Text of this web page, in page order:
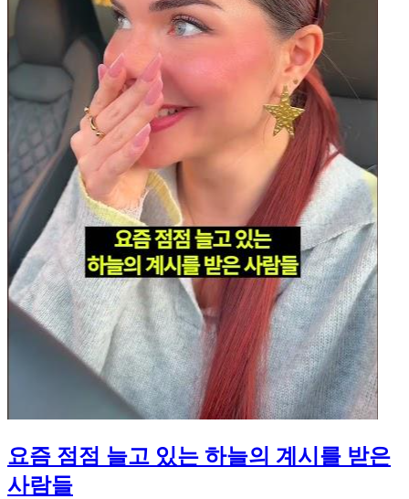
요즘 점점 늘고 있는 하늘의 계시를 받은
사람들